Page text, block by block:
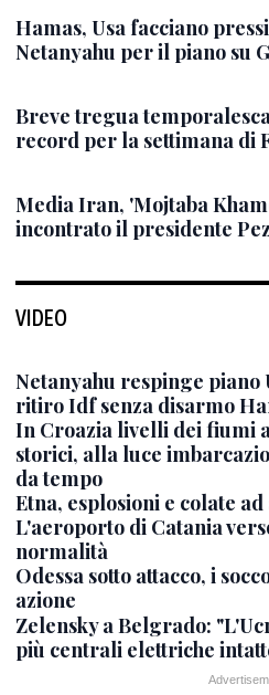
Hamas, Usa facciano
Netanyahu per il piano su
Breve tregua
record per la settimana di
Media Iran, 'Mojtaba
incontrato il presidente
VIDEO
Netanyahu respinge piano
ritiro Idf senza disarmo
In Croazia livelli dei fiumi
storici, alla luce
da tempo
Etna, esplosioni e colate
L'aeroporto di Catania
normalità
Odessa sotto attacco, i
azione
Zelensky a Belgrado:
più centrali elettriche